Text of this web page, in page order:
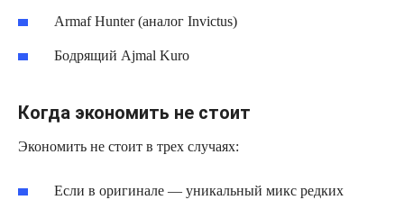
Armaf Hunter (аналог Invictus)
Бодрящий Ajmal Kuro
Когда экономить не стоит
Экономить не стоит в трех случаях:
Если в оригинале — уникальный микс редких